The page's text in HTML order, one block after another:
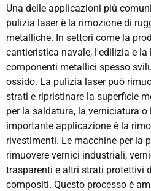
Una delle applicazioni più
pulizia laser è la rimozione di
metalliche. In settori come la
cantieristica navale, l'edilizia e
componenti metallici spesso
ossido. La pulizia laser può
strati e ripristinare la superficie
per la saldatura, la verniciatura o
importante applicazione è la
rivestimenti. Le macchine per la
rimuovere vernici industriali,
trasparenti e altri strati protettivi
compositi. Questo processo è